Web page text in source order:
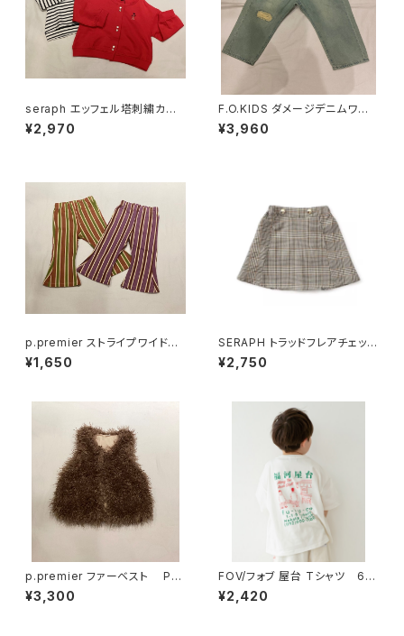
seraph エッフェル塔刺繍カー
ディガン S404016
¥2,970
F.O.KIDS ダメージデニムワイド
パンツ R421126
¥3,960
p.premier ストライプワイドパ
ンツ P420026
¥1,650
SERAPH トラッドフレアチェック
スカート S418016
¥2,750
p.premier ファーベスト P41
5016
¥3,300
FOV/フォブ 屋台 Tシャツ 69
6410
¥2,420